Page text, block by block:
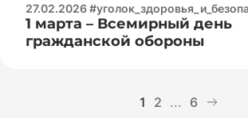
27.02.2026
1 марта – Всемирный день
гражданской обороны
1 2 ... 6